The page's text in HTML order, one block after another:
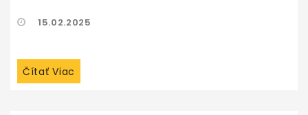
15.02.2025
Čítať Viac